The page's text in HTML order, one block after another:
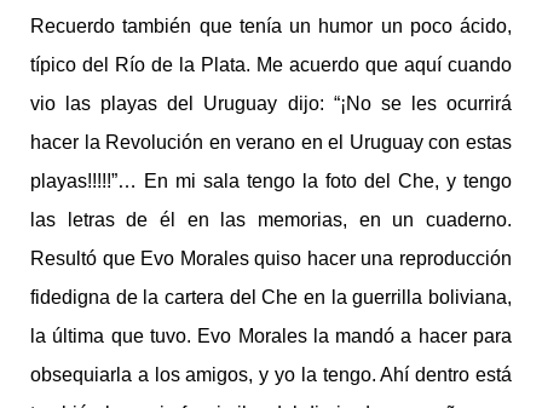
Recuerdo también que tenía un humor un poco ácido,
típico del Río de la Plata. Me acuerdo que aquí cuando
vio las playas del Uruguay dijo: “¡No se les ocurrirá
hacer la Revolución en verano en el Uruguay con estas
playas!!!!!”… En mi sala tengo la foto del Che, y tengo
las letras de él en las memorias, en un cuaderno.
Resultó que Evo Morales quiso hacer una reproducción
fidedigna de la cartera del Che en la guerrilla boliviana,
la última que tuvo. Evo Morales la mandó a hacer para
obsequiarla a los amigos, y yo la tengo. Ahí dentro está